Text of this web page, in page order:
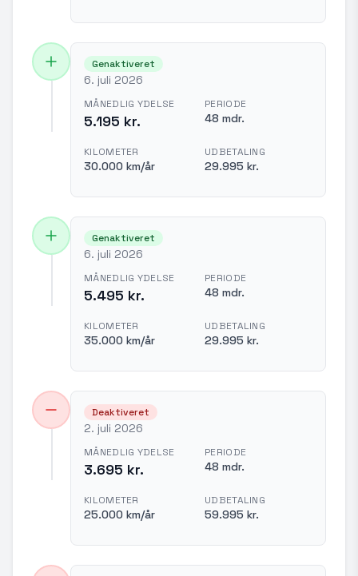
Genaktiveret
6. juli 2026
MÅNEDLIG YDELSE
5.195 kr.
PERIODE
48 mdr.
KILOMETER
30.000 km/år
UDBETALING
29.995 kr.
Genaktiveret
6. juli 2026
MÅNEDLIG YDELSE
5.495 kr.
PERIODE
48 mdr.
KILOMETER
35.000 km/år
UDBETALING
29.995 kr.
Deaktiveret
2. juli 2026
MÅNEDLIG YDELSE
3.695 kr.
PERIODE
48 mdr.
KILOMETER
25.000 km/år
UDBETALING
59.995 kr.